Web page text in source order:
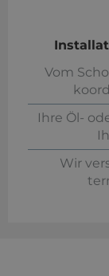
Vom
Ihre Öl-
Wir